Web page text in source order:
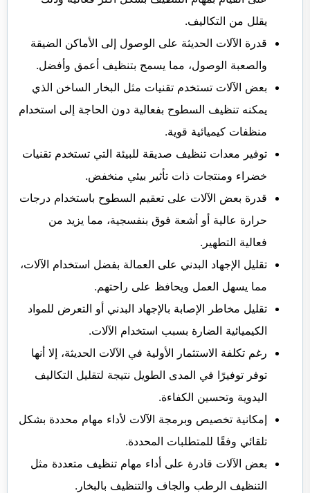
يقلل من التكاليف.
قدرة الآلات الحديثة على الوصول إلى الأماكن الضيقة
والصعبة الوصول، مما يسمح بتنظيف أعمق وأفضل.
بعض الآلات تستخدم تقنيات مثل البخار الساخن الذي
يمكنه تنظيف السطوح بفعالية دون الحاجة إلى استخدام
منظفات كيميائية قوية.
توفير معدات تنظيف صديقة للبيئة التي تستخدم تقنيات
خضراء ومنتجات ذات تأثير بيئي منخفض.
قدرة بعض الآلات على تعقيم السطوح باستخدام درجات
حرارة عالية أو أشعة فوق بنفسجية، مما يزيد من
فعالية التطهير.
تقليل الإجهاد البدني على العمالة بفضل استخدام الآلات،
مما يسهل العمل ويحافظ على راحتهم.
تقليل مخاطر الإصابة بالإجهاد البدني أو التعرض للمواد
الكيميائية الضارة بسبب استخدام الآلات.
رغم تكلفة الاستثمار الأولية في الآلات الحديثة، إلا أنها
توفر توفيرًا في المدى الطويل نتيجة لتقليل التكاليف
اليدوية وتحسين الكفاءة.
إمكانية تخصيص وبرمجة الآلات لأداء مهام محددة بشكل
تلقائي وفقًا للمتطلبات المحددة.
بعض الآلات قادرة على أداء مهام تنظيف متعددة مثل
التنظيف الرطب والجاف والتنظيف بالبخار.